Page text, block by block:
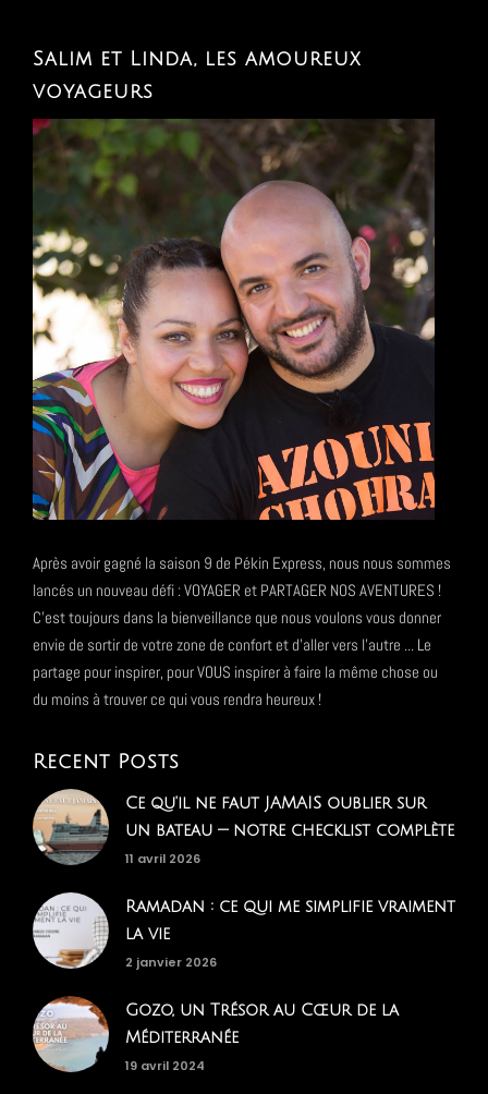
Salim et Linda, les amoureux
voyageurs
Après avoir gagné la saison 9 de Pékin Express, nous nous sommes
lancés un nouveau défi : VOYAGER et PARTAGER NOS AVENTURES !
C'est toujours dans la bienveillance que nous voulons vous donner
envie de sortir de votre zone de confort et d'aller vers l'autre ... Le
partage pour inspirer, pour VOUS inspirer à faire la même chose ou
du moins à trouver ce qui vous rendra heureux !
Recent Posts
Ce qu'il ne faut JAMAIS oublier sur
un bateau — notre checklist complète
11 avril 2026
Ramadan : ce qui me simplifie vraiment
la vie
2 janvier 2026
Gozo, un Trésor au Cœur de la
Méditerranée
19 avril 2024